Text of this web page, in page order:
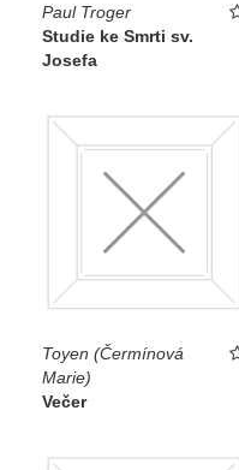
Paul Troger
Studie ke Smrti sv.
Josefa
Toyen (Čermínová
Marie)
Večer